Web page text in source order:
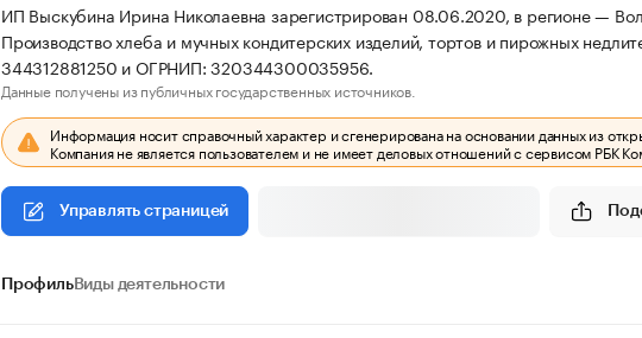
ИП Выскубина Ирина Николаевна зарегистрирован 08.06.2020, в регионе —
Производство хлеба и мучных кондитерских изделий, тортов и пирожных
344312881250 и ОГРНИП: 320344300035956.
Данные получены из публичных государственных источников.
Информация носит справочный характер и сгенерирована на основании данных из
Компания не является пользователем и не имеет деловых отношений с сервисом РБК
Управлять страницей
ПрофильВиды деятельности